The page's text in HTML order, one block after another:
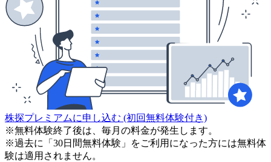
株探プレミアムに申し込む (初回無料体験付き)
※無料体験終了後は、毎月の料金が発生します。
※過去に「30日間無料体験」をご利用になった方には無料体
験は適用されません。